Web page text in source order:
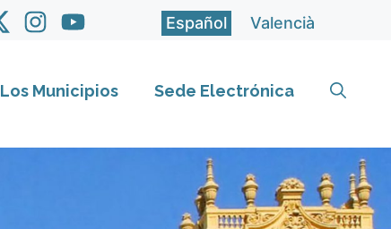
Español Valencià
Los Municipios Sede Electrónica